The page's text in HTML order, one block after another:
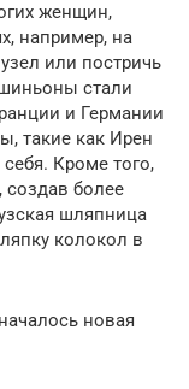
женщин,
например, на
или постричь
стали
и Германии
такие как Ирен
Кроме того,
более
шляпница
колокол в
новая